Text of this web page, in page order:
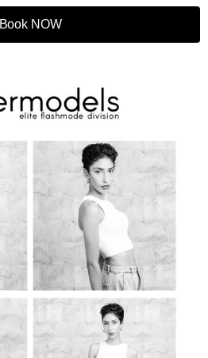
Book NOW